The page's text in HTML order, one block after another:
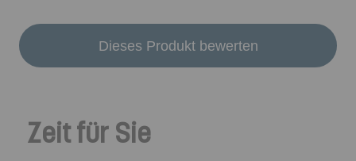
Dieses Produkt bewerten
Zeit für Sie